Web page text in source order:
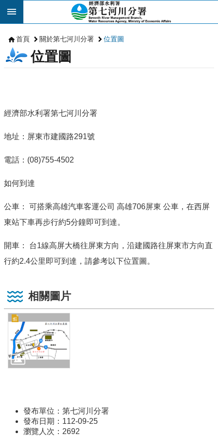
跳到主要內容區塊
首頁 關於第七河川分署 位置圖
位置圖
經濟部水利署第七河川分署
地址：屏東市建國路291號
電話：(08)755-4502
如何到達
公車： 可搭乘高雄汽車客運公司 高雄706屏東 公車，在西屏
東站下車再步行約5分鐘即可到達。
開車： 台1線高屏大橋往屏東方向，沿建國路往屏東市方向直
行約2.4公里即可到達，請參考以下位置圖。
相關圖片
發布單位：第七河川分署
發布日期：112-09-25
瀏覽人次： 2692